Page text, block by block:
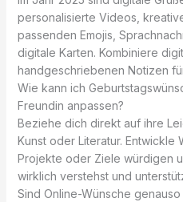
personalisierte Videos,
passenden Emojis,
digitale Karten. Kombiniere
handgeschriebenen Notizen
Wie kann ich
Freundin anpassen?
Beziehe dich direkt auf ihre
Kunst oder Literatur. Entwickle
Projekte oder Ziele würdigen
wirklich verstehst und
Sind Online-Wünsche